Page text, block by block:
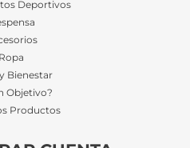
Deportivos
Ropa
Bienestar
Objetivo?
Productos